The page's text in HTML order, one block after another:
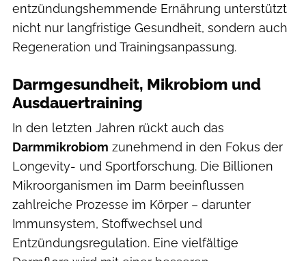
entzündungshemmende Ernährung unterstützt
nicht nur langfristige Gesundheit, sondern auch
Regeneration und Trainingsanpassung.
Darmgesundheit, Mikrobiom und
Ausdauertraining
In den letzten Jahren rückt auch das
Darmmikrobiom zunehmend in den Fokus der
Longevity- und Sportforschung. Die Billionen
Mikroorganismen im Darm beeinflussen
zahlreiche Prozesse im Körper – darunter
Immunsystem, Stoffwechsel und
Entzündungsregulation. Eine vielfältige